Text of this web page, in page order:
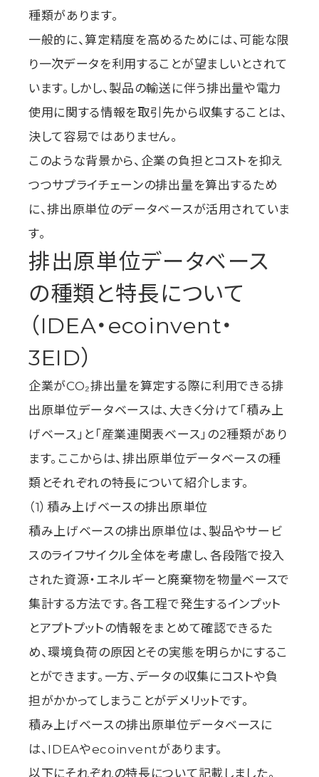
市場背景
ソリューション
EcoLume ®
ものづくりDXソリューション
ニュース
種類があります。
一般的に、算定精度を高めるためには、可能な限
り一次データを利用することが望ましいとされて
います。しかし、製品の輸送に伴う排出量や電力
使用に関する情報を取引先から収集することは、
決して容易ではありません。
このような背景から、企業の負担とコストを抑え
つつサプライチェーンの排出量を算出するため
に、排出原単位のデータベースが活用されていま
す。
排出原単位データベース
の種類と特長について
（IDEA・ecoinvent・
3EID）
企業がCO₂排出量を算定する際に利用できる排
出原単位データベースは、大きく分けて「積み上
げベース」と「産業連関表ベース」の2種類があり
ます。ここからは、排出原単位データベースの種
類とそれぞれの特長について紹介します。
（1）積み上げベースの排出原単位
積み上げベースの排出原単位は、製品やサービ
スのライフサイクル全体を考慮し、各段階で投入
された資源・エネルギーと廃棄物を物量ベースで
集計する方法です。各工程で発生するインプット
とアプトプットの情報をまとめて確認できるた
め、環境負荷の原因とその実態を明らかにするこ
とができます。一方、データの収集にコストや負
担がかかってしまうことがデメリットです。
積み上げベースの排出原単位データベースに
は、IDEAやecoinventがあります。
以下にそれぞれの特長について記載しました。